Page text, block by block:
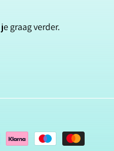
graag verder.